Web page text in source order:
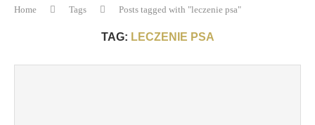
Home Tags Posts tagged with "leczenie psa"
TAG: LECZENIE PSA